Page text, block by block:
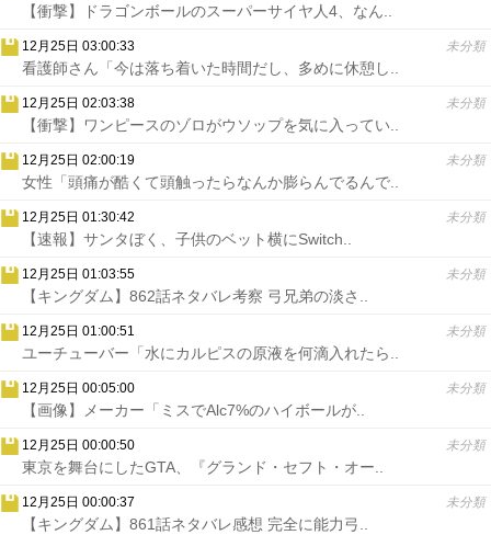
【衝撃】ドラゴンボールのスーパーサイヤ人4、なん..
12月25日 03:00:33 未分類
看護師さん「今は落ち着いた時間だし、多めに休憩し..
12月25日 02:03:38 未分類
【衝撃】ワンピースのゾロがウソップを気に入ってい..
12月25日 02:00:19 未分類
女性「頭痛が酷くて頭触ったらなんか膨らんでるんで..
12月25日 01:30:42 未分類
【速報】サンタぼく、子供のベット横にSwitch..
12月25日 01:03:55 未分類
【キングダム】862話ネタバレ考察 弓兄弟の淡さ..
12月25日 01:00:51 未分類
ユーチューバー「水にカルピスの原液を何滴入れたら..
12月25日 00:05:00 未分類
【画像】メーカー「ミスでAlc7%のハイボールが..
12月25日 00:00:50 未分類
東京を舞台にしたGTA、『グランド・セフト・オー..
12月25日 00:00:37 未分類
【キングダム】861話ネタバレ感想 完全に能力弓..